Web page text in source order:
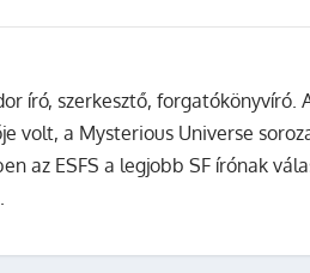
író, szerkesztő, forgatókönyvíró.
volt, a Mysterious Universe
az ESFS a legjobb SF írónak